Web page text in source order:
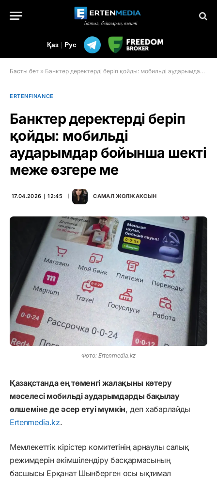
Қаз | Рус
Басты бет » Банктер деректерді беріп қойды: мобильді аударымдар бойынша шекті меже өзгере ме
ERTENFINANCE
Банктер деректерді беріп
қойды: мобильді
аударымдар бойынша шекті
меже өзгере ме
17.04.2026 ∣ 12:45 САМАЛ ЖОЛЖАКСЫН
Фото: Ertenmedia.kz
Қазақстанда ең төменгі жалақыны көтеру
мәселесі мобильді аударымдарды бақылау
өлшеміне де әсер етуі мүмкін, деп хабарлайды
Ertenmedia.kz.
Мемлекеттік кірістер комитетінің арнаулы салық
режимдерін әкімшілендіру басқармасының
басшысы Ерқанат Шынберген осы ықтимал